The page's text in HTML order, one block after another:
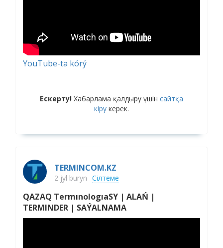
YouTube-ta kórý
Ескерту! Хабарлама қалдыру үшін сайтқа
кіру керек.
TERMINCOM.KZ
2 jyl buryn Сілтеме
QAZAQ TermınologıaSY | ALAŃ |
TERMINDER | SAÝALNAMA